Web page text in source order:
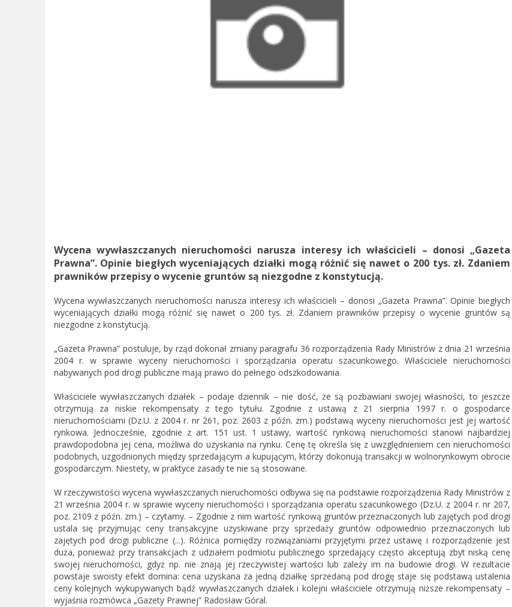
Wycena wywłaszczanych nieruchomości narusza interesy ich właścicieli – donosi „Gazeta
Prawna”. Opinie biegłych wyceniających działki mogą różnić się nawet o 200 tys. zł. Zdaniem
prawników przepisy o wycenie gruntów są niezgodne z konstytucją.
Wycena wywłaszczanych nieruchomości narusza interesy ich właścicieli – donosi „Gazeta Prawna”. Opinie biegłych
wyceniających działki mogą różnić się nawet o 200 tys. zł. Zdaniem prawników przepisy o wycenie gruntów są
niezgodne z konstytucją.
„Gazeta Prawna” postuluje, by rząd dokonał zmiany paragrafu 36 rozporządzenia Rady Ministrów z dnia 21 września
2004 r. w sprawie wyceny nieruchomości i sporządzania operatu szacunkowego. Właściciele nieruchomości
nabywanych pod drogi publiczne mają prawo do pełnego odszkodowania.
Właściciele wywłaszczanych działek – podaje dziennik – nie dość, że są pozbawiani swojej własności, to jeszcze
otrzymują za niskie rekompensaty z tego tytułu. Zgodnie z ustawą z 21 sierpnia 1997 r. o gospodarce
nieruchomościami (Dz.U. z 2004 r. nr 261, poz. 2603 z późn. zm.) podstawą wyceny nieruchomości jest jej wartość
rynkowa. Jednocześnie, zgodnie z art. 151 ust. 1 ustawy, wartość rynkową nieruchomości stanowi najbardziej
prawdopodobna jej cena, możliwa do uzyskania na rynku. Cenę tę określa się z uwzględnieniem cen nieruchomości
podobnych, uzgodnionych między sprzedającym a kupującym, którzy dokonują transakcji w wolnorynkowym obrocie
gospodarczym. Niestety, w praktyce zasady te nie są stosowane.
W rzeczywistości wycena wywłaszczanych nieruchomości odbywa się na podstawie rozporządzenia Rady Ministrów z
21 września 2004 r. w sprawie wyceny nieruchomości i sporządzania operatu szacunkowego (Dz.U. z 2004 r. nr 207,
poz. 2109 z późn. zm.) – czytamy. – Zgodnie z nim wartość rynkową gruntów przeznaczonych lub zajętych pod drogi
ustala się przyjmując ceny transakcyjne uzyskiwane przy sprzedaży gruntów odpowiednio przeznaczonych lub
zajętych pod drogi publiczne (...). Różnica pomiędzy rozwiązaniami przyjętymi przez ustawę i rozporządzenie jest
duża, ponieważ przy transakcjach z udziałem podmiotu publicznego sprzedający często akceptują zbyt niską cenę
swojej nieruchomości, gdyż np. nie znają jej rzeczywistej wartości lub zależy im na budowie drogi. W rezultacie
powstaje swoisty efekt domina: cena uzyskana za jedną działkę sprzedaną pod drogę staje się podstawą ustalenia
ceny kolejnych wykupywanych bądź wywłaszczanych działek i kolejni właściciele otrzymują niższe rekompensaty –
wyjaśnia rozmówca „Gazety Prawnej” Radosław Góral.